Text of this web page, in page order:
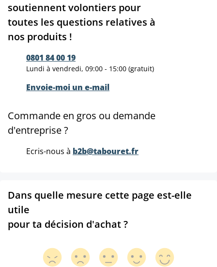
soutiennent volontiers pour
toutes les questions relatives à
nos produits !
0801 84 00 19
Lundi à vendredi, 09:00 - 15:00 (gratuit)
Envoie-moi un e-mail
Commande en gros ou demande
d'entreprise ?
Ecris-nous à b2b@tabouret.fr
Dans quelle mesure cette page est-elle
utile
pour ta décision d'achat ?